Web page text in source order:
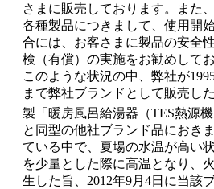
さまに販売しております。また
各種製品につきまして、使用開
合には、お客さまに製品の安全
検（有償）の実施をお勧めしてお
このような状況の中、弊社が
まで弊社ブランドとして販売し
製「暖房風呂給湯器（TES熱源機
と同型の他社ブランド品におき
ている中で、夏場の水温が高い
を少量とした際に高温となり、
生した旨、2012年9月4日に当該